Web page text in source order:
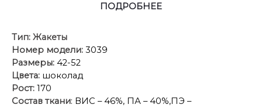
ПОДРОБНЕЕ
Тип: Жакеты
Номер модели: 3039
Размеры: 42-52
Цвета: шоколад
Рост: 170
Состав ткани: ВИС – 46%, ПА – 40%,ПЭ –